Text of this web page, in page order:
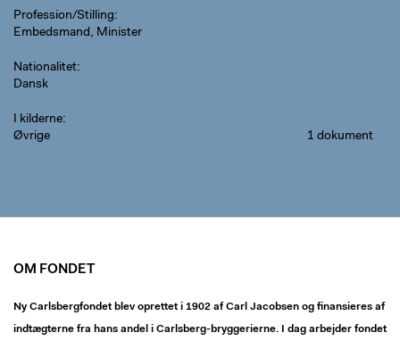
Profession/Stilling
Embedsmand, Minister
Nationalitet
Dansk
I kilderne
Øvrige
1 dokument
OM FONDET
Ny Carlsbergfondet blev oprettet i 1902 af Carl Jacobsen og finansieres af
indtægterne fra hans andel i Carlsberg-bryggerierne. I dag arbejder fondet